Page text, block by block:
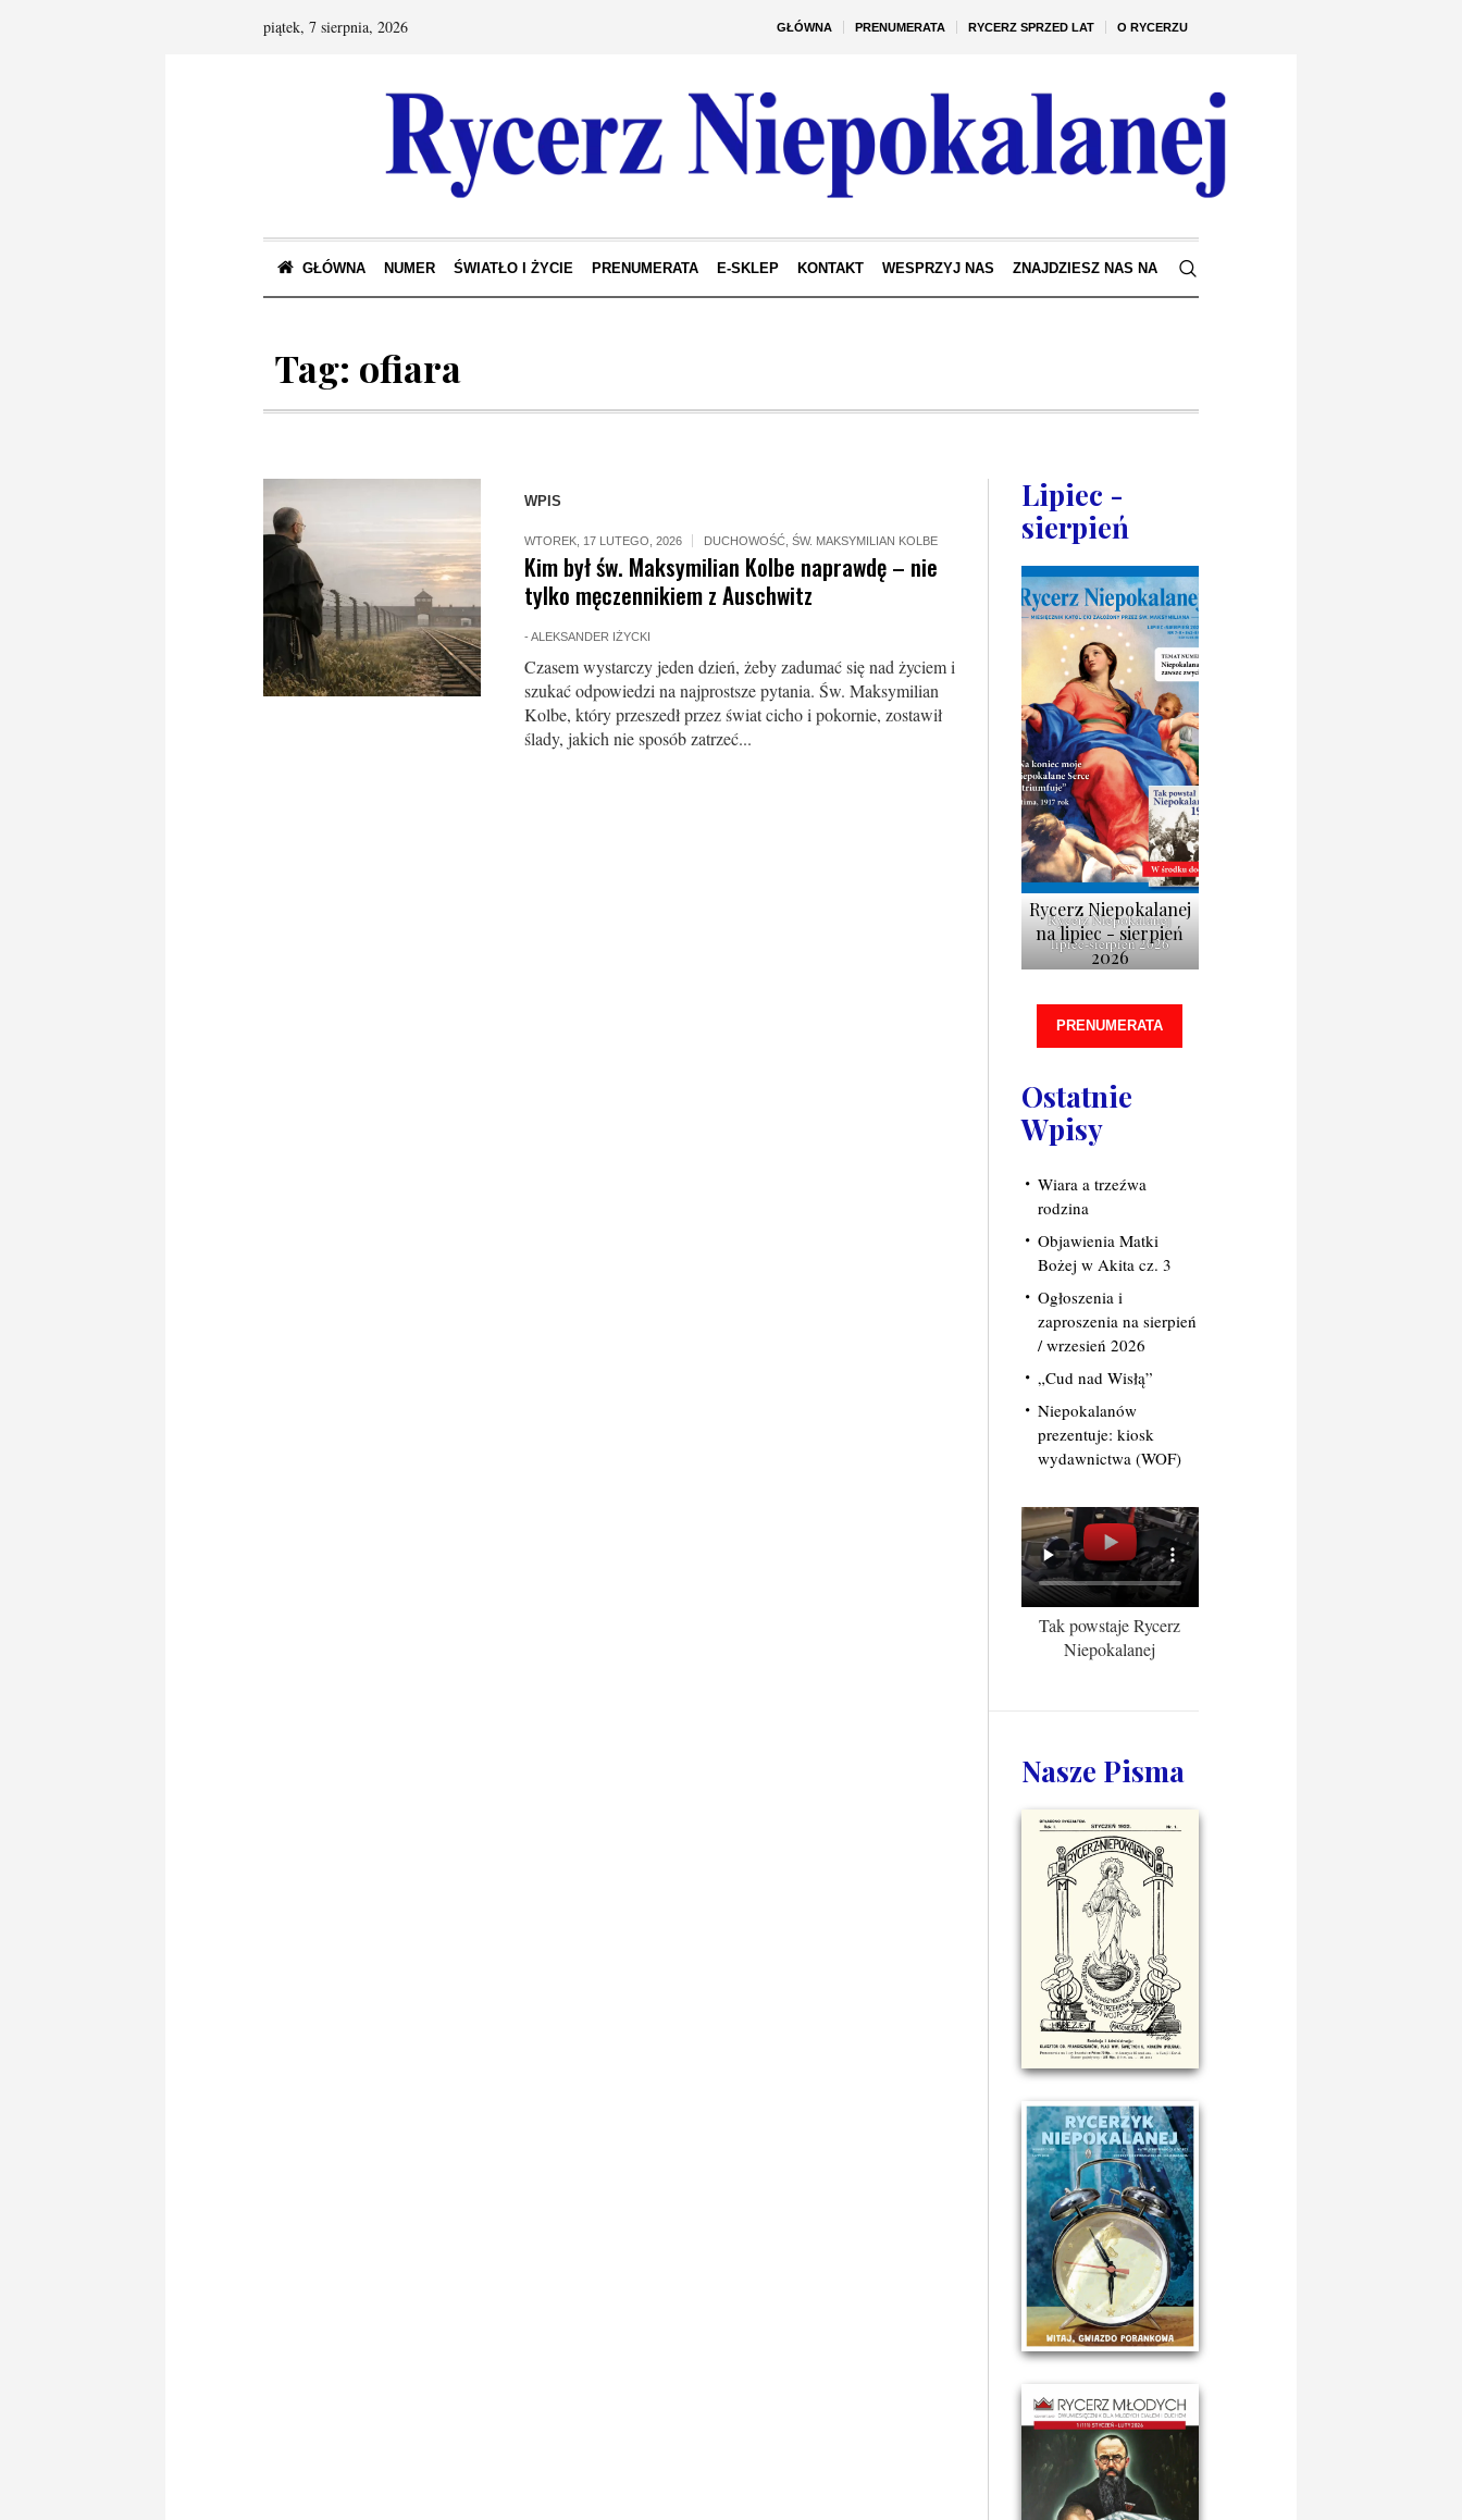
GŁÓWNA PRENUMERATA RYCERZ SPRZED LAT O RYCERZU
piątek, 7 sierpnia, 2026
GŁÓWNA NUMER ŚWIATŁO I ŻYCIE PRENUMERATA E-SKLEP KONTAKT WESPRZYJ NAS ZNAJDZIESZ NAS NA
Tag: ofiara
WPIS
WTOREK, 17 LUTEGO, 2026 DUCHOWOŚĆ, ŚW. MAKSYMILIAN KOLBE
Kim był św. Maksymilian Kolbe naprawdę – nie
tylko męczennikiem z Auschwitz
- ALEKSANDER IŻYCKI
Czasem wystarczy jeden dzień, żeby zadumać się nad życiem i
szukać odpowiedzi na najprostsze pytania. Św. Maksymilian
Kolbe, który przeszedł przez świat cicho i pokornie, zostawił
ślady, jakich nie sposób zatrzeć...
Lipiec -
sierpień
Rycerz Niepokalanej
lipiec-sierpień 2026
Rycerz Niepokalanej
na lipiec - sierpień
2026
PRENUMERATA
Ostatnie
Wpisy
Wiara a trzeźwa
rodzina
Objawienia Matki
Bożej w Akita cz. 3
Ogłoszenia i
zaproszenia na sierpień
/ wrzesień 2026
„Cud nad Wisłą”
Niepokalanów
prezentuje: kiosk
wydawnictwa (WOF)
Tak powstaje Rycerz
Niepokalanej
Nasze Pisma